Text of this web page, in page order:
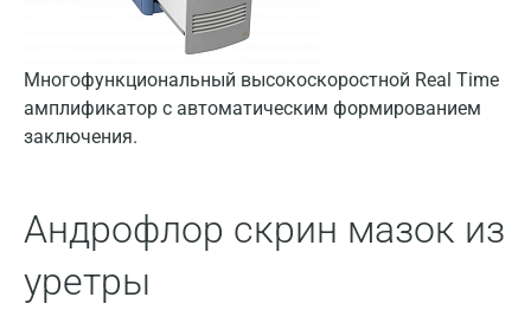
Многофункциональный высокоскоростной Real Time
амплификатор с автоматическим формированием
заключения.
Андрофлор скрин мазок из
уретры